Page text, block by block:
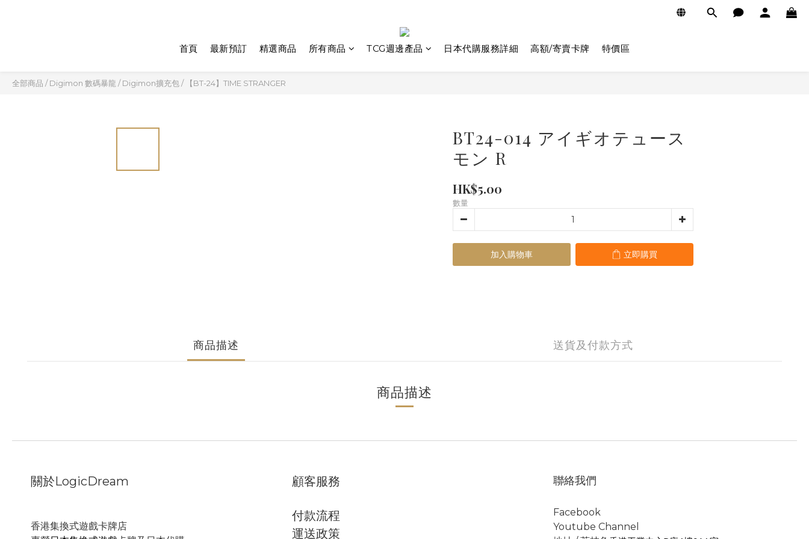
首頁 最新預訂 精選商品 所有商品 TCG週邊產品 日本代購服務詳細 高額/寄賣卡牌 特價區
全部商品 /Digimon 數碼暴龍 /Digimon擴充包/ 【BT-24】TIME STRANGER
BT24-014 アイギオテュース
モン R
HK$5.00
數量
加入購物車 立即購買
商品描述 送貨及付款方式
商品描述
關於LogicDream
香港集換式遊戲卡牌店
顧客服務
付款流程
運送政策
聯絡我們
Facebook
Youtube Channel